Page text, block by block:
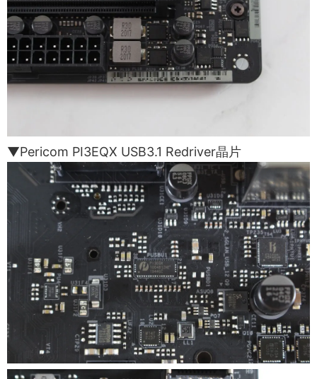
▼Pericom PI3EQX USB3.1 Redriver晶片